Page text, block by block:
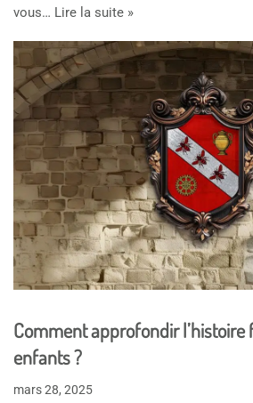
vous… Lire la suite »
Comment approfondir l’histoire
enfants ?
mars 28, 2025